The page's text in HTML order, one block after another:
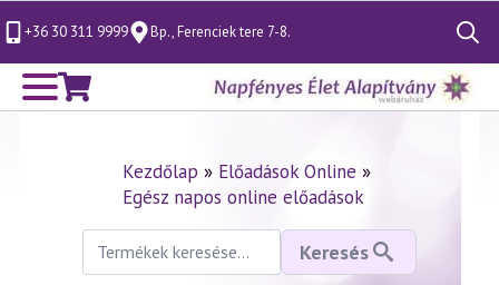
+36 30 311 9999 Bp., Ferenciek tere 7-8.
Search
for:
Kezdőlap » Előadások Online »
Egész napos online előadások
Keresés
következőre:
Keresés